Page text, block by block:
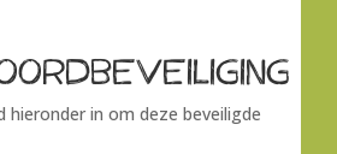
in om deze beveiligde